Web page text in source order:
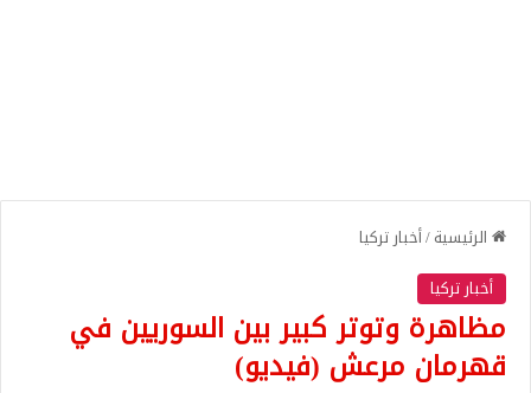
الرئيسية/أخبار تركيا
أخبار تركيا
مظاهرة وتوتر كبير بين السوريين في
قهرمان مرعش (فيديو)